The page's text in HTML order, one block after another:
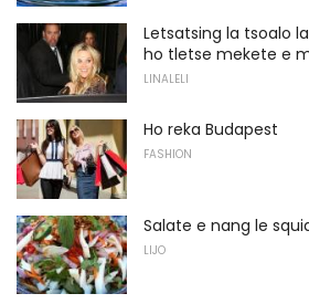
Letsatsing la tsoalo
ho tletse mekete e
LINALELI
Ho reka Budapest
FASHION
Salate e nang le
LIJO